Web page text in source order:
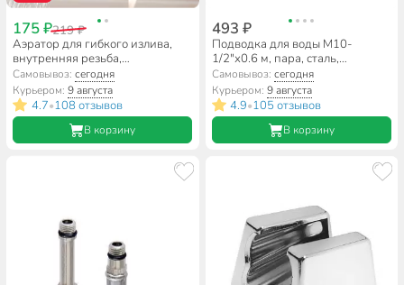
175 ₽219 ₽
Аэратор для гибкого излива,
внутренняя резьба,
индивидуальная упаковка,
хром, ComfortFactor, 51815-10
Самовывоз:сегодня
Курьером:9 августа
4.7•108 отзывов
В корзину
493 ₽
Подводка для воды М10-
1/2"х0.6 м, пара, сталь,
полимер, ProFactor
Самовывоз: сегодня
Курьером: 9 августа
4.9•105 отзывов
В корзину